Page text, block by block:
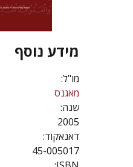
מידע נוסף
מו"ל:
מאגנס
שנה:
2005
דאנאקוד:
45-005017